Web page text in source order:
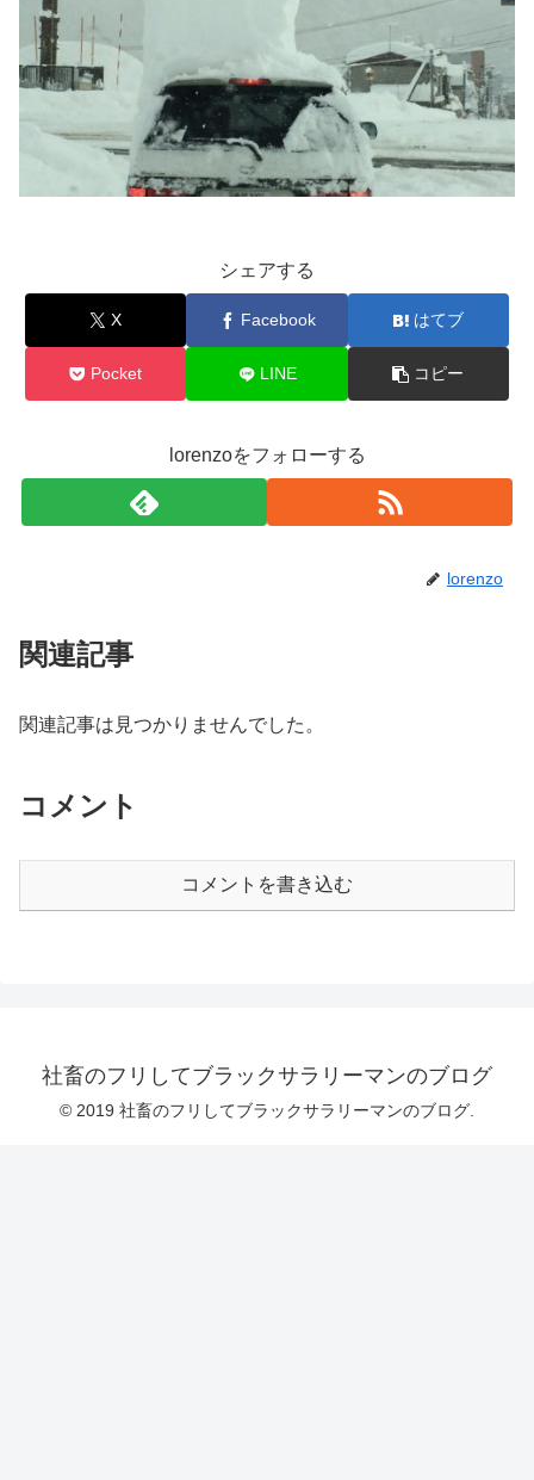
シェアする
X Facebook はてブ
Pocket LINE コピー
lorenzoをフォローする
lorenzo
関連記事
関連記事は見つかりませんでした。
コメント
コメントを書き込む
社畜のフリしてブラックサラリーマンのブログ
© 2019 社畜のフリしてブラックサラリーマンのブログ.